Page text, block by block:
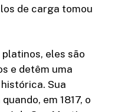
de carga tomou
eles são
e detêm uma
Sua
em 1817, o